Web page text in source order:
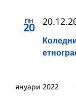
пн
20
януари 2022